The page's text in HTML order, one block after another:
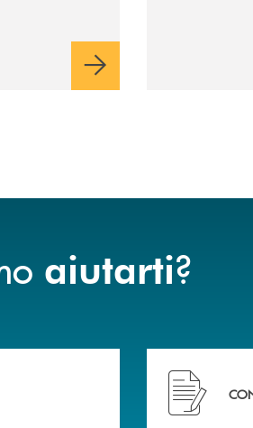
aiutarti?
filiali di Banca di Caraglio.Hai bisogno